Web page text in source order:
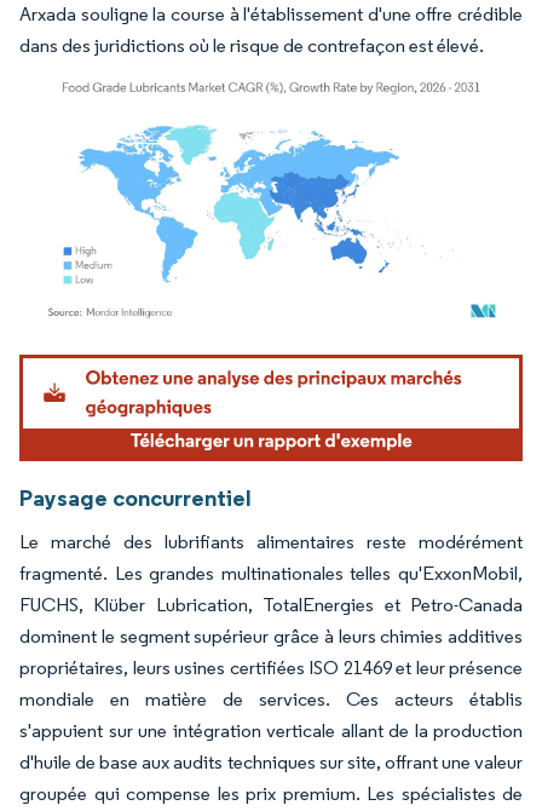
Arxada souligne la course à l'établissement d'une offre crédible
dans des juridictions où le risque de contrefaçon est élevé.
Image © Mordor Intelligence. La réutilisation nécessite une attribution sous CC BY
Paysage concurrentiel
Le marché des lubrifiants alimentaires reste modérément
fragmenté. Les grandes multinationales telles qu'ExxonMobil,
FUCHS, Klüber Lubrication, TotalEnergies et Petro-Canada
dominent le segment supérieur grâce à leurs chimies additives
propriétaires, leurs usines certifiées ISO 21469 et leur présence
mondiale en matière de services. Ces acteurs établis
s'appuient sur une intégration verticale allant de la production
d'huile de base aux audits techniques sur site, offrant une valeur
groupée qui compense les prix premium. Les spécialistes de